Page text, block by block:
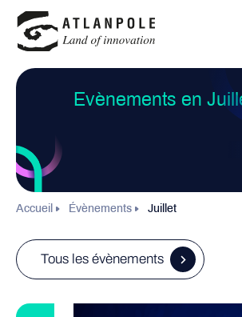
Evènements en
Accueil Évènements Juillet
Tous les évènements